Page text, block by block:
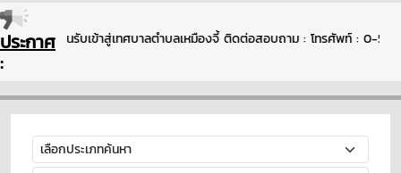
ประกาศ
:
ยินดีต้อนรับเข้าสู่เทศบาลตำบลเหมืองจี้ ติดต่อสอบถาม : โทรศัพท์ : 0-